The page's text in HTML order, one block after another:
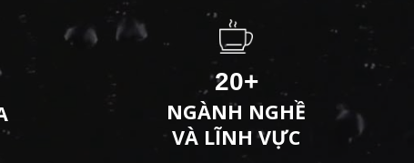
20+
NGÀNH NGHỀ
VÀ LĨNH VỰC